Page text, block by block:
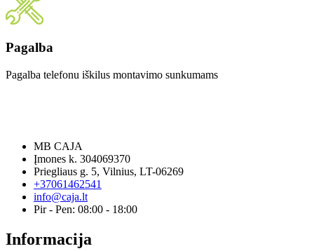
Pagalba
Pagalba telefonu iškilus montavimo sunkumams
MB CAJA
Įmones k. 304069370
Priegliaus g. 5, Vilnius, LT-06269
+37061462541
info@caja.lt
Pir - Pen: 08:00 - 18:00
Informacija